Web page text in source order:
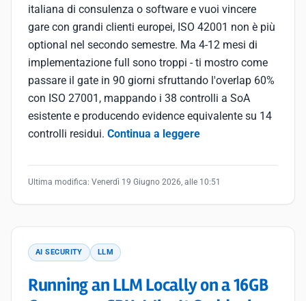
italiana di consulenza o software e vuoi vincere
gare con grandi clienti europei, ISO 42001 non è più
optional nel secondo semestre. Ma 4-12 mesi di
implementazione full sono troppi - ti mostro come
passare il gate in 90 giorni sfruttando l'overlap 60%
con ISO 27001, mappando i 38 controlli a SoA
esistente e producendo evidence equivalente su 14
controlli residui. Continua a leggere
Ultima modifica: Venerdì 19 Giugno 2026, alle 10:51
AI SECURITY LLM
Running an LLM Locally on a 16GB